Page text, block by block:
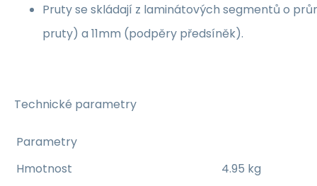
Pruty se skládají z laminátových segmentů o
pruty) a 11mm (podpěry předsíněk).
Technické parametry
Parametry
Hmotnost
4.95 kg